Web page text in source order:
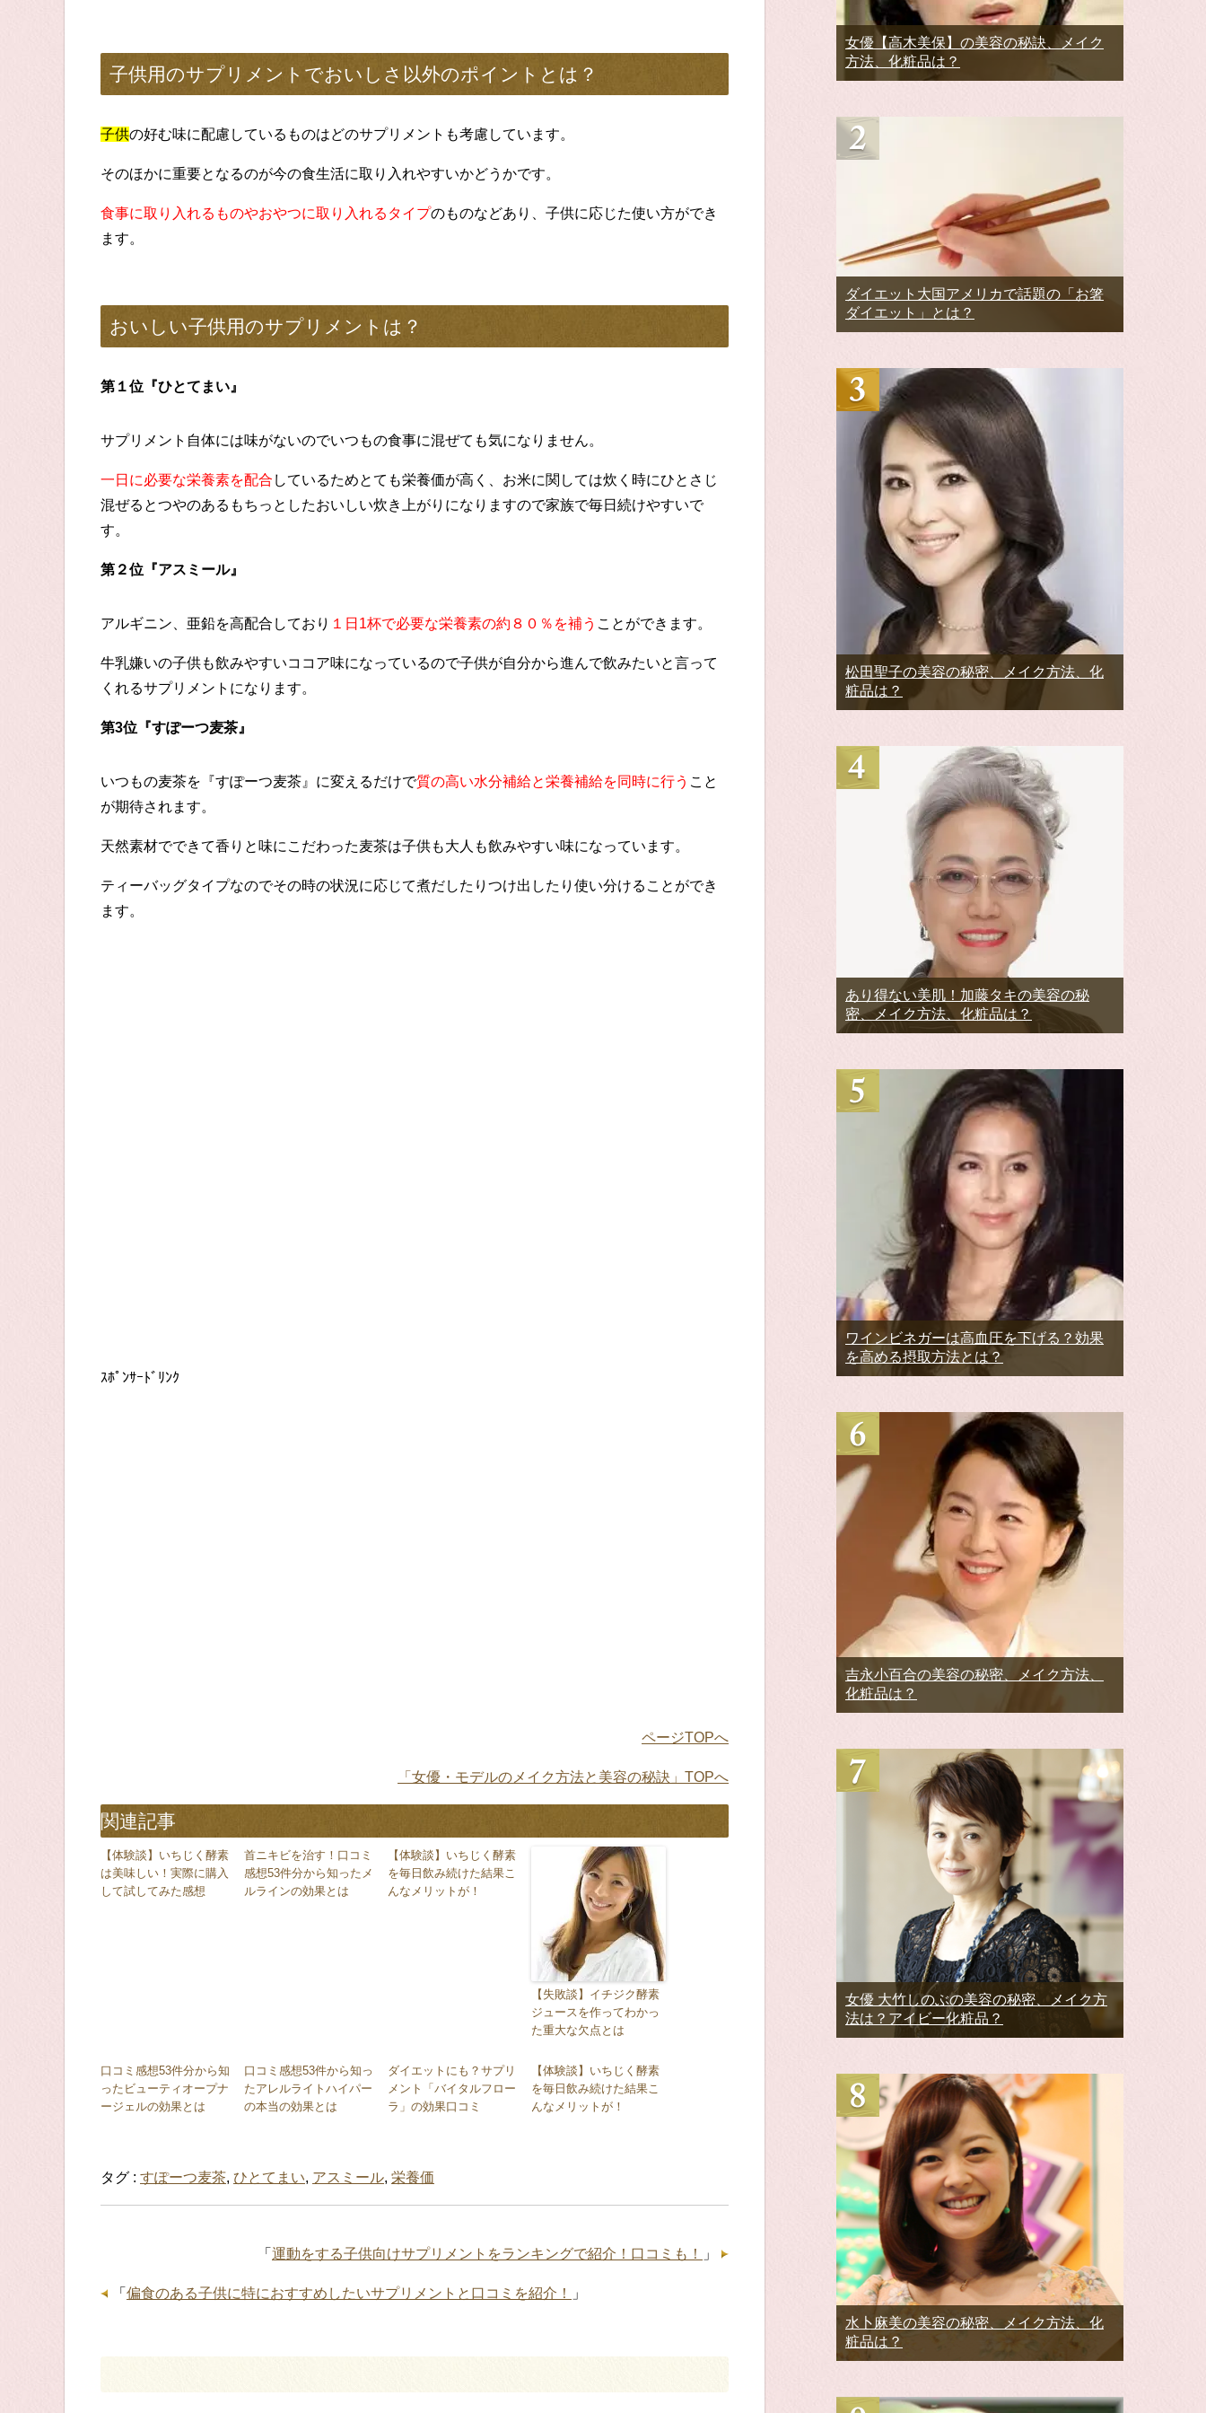
子供用のサプリメントでおいしさ以外のポイントとは？
子供の好む味に配慮しているものはどのサプリメントも考慮しています。
そのほかに重要となるのが今の食生活に取り入れやすいかどうかです。
食事に取り入れるものやおやつに取り入れるタイプのものなどあり、子供に応じた使い方ができ
ます。
おいしい子供用のサプリメントは？
第１位『ひとてまい』
サプリメント自体には味がないのでいつもの食事に混ぜても気になりません。
一日に必要な栄養素を配合 しているためとても栄養価が高く、お米に関しては炊く時にひとさじ
混ぜるとつやのあるもちっとしたおいしい炊き上がりになりますので家族で毎日続けやすいで
す。
第２位『アスミール』
アルギニン、亜鉛を高配合しており １日1杯で必要な栄養素の約８０％を補う ことができます。
牛乳嫌いの子供も飲みやすいココア味になっているので子供が自分から進んで飲みたいと言って
くれるサプリメントになります。
第3位『すぽーつ麦茶』
いつもの麦茶を『すぽーつ麦茶』に変えるだけで質の高い水分補給と栄養補給を同時に行う こと
が期待されます。
天然素材でできて香りと味にこだわった麦茶は子供も大人も飲みやすい味になっています。
ティーバッグタイプなのでその時の状況に応じて煮だしたりつけ出したり使い分けることができ
ます。
ｽﾎﾟﾝｻｰﾄﾞﾘﾝｸ
ページTOPへ
「女優・モデルのメイク方法と美容の秘訣」TOPへ
関連記事
【体験談】いちじく酵素
は美味しい！実際に購入
して試してみた感想
首ニキビを治す！口コミ
感想53件分から知ったメ
ルラインの効果とは
【体験談】いちじく酵素
を毎日飲み続けた結果こ
んなメリットが！
【失敗談】イチジク酵素
ジュースを作ってわかっ
た重大な欠点とは
口コミ感想53件分から知
ったビューティオープナ
ージェルの効果とは
口コミ感想53件から知っ
たアレルライトハイパー
の本当の効果とは
ダイエットにも？サプリ
メント「バイタルフロー
ラ」の効果口コミ
【体験談】いちじく酵素
を毎日飲み続けた結果こ
んなメリットが！
タグ : すぽーつ麦茶, ひとてまい, アスミール, 栄養価
「 運動をする子供向けサプリメントをランキングで紹介！口コミも！ 」
「 偏食のある子供に特におすすめしたいサプリメントと口コミを紹介！ 」
女優【高木美保】の美容の秘訣、メイク
方法、化粧品は？
ダイエット大国アメリカで話題の「お箸
ダイエット」とは？
松田聖子の美容の秘密、メイク方法、化
粧品は？
あり得ない美肌！加藤タキの美容の秘
密、メイク方法、化粧品は？
ワインビネガーは高血圧を下げる？効果
を高める摂取方法とは？
吉永小百合の美容の秘密、メイク方法、
化粧品は？
女優 大竹しのぶの美容の秘密、メイク方
法は？アイビー化粧品？
水卜麻美の美容の秘密、メイク方法、化
粧品は？